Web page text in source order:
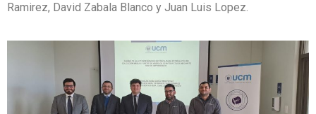
Ramirez, David Zabala Blanco y Juan Luis Lopez.